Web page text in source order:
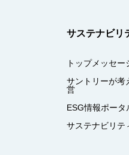
サステナビリ
トップメッセー
サントリーが考
営
ESG情報ポータ
サステナビリテ